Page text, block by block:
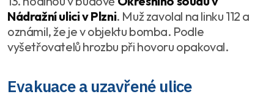
Nádražní ulici v Plzni. Muž zavolal na linku 112 a
oznámil, že je v objektu bomba. Podle
vyšetřovatelů hrozbu při hovoru opakoval.
Evakuace a uzavřené ulice